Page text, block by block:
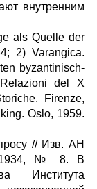
внутренним
als Quelle der
2) Varangica.
byzantinisch-
del X
Firenze,
Oslo, 1959.
// Изв. АН
1934, № 8. В
Института